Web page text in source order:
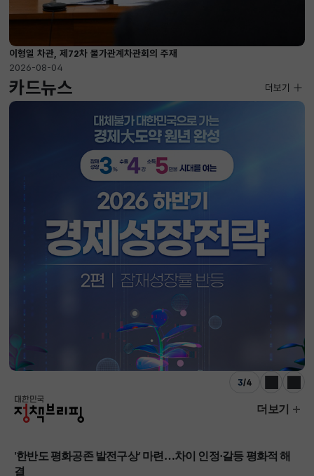
이형일 차관, 제72차 물가관계차관회의 주재
2026-08-04
카드뉴스
3/4
이전 다음
더보기